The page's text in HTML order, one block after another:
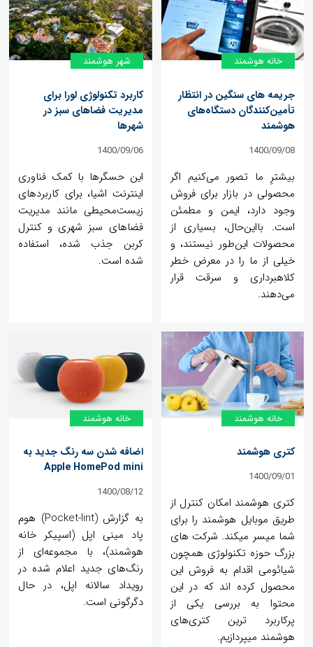
خانه هوشمند
‌جریمه های سنگین در انتظار
تأمین‌کنندگان دستگاه‌های
هوشمند
1400/09/08
بیشترِ ما تصور می‌کنیم اگر
محصولی در بازار برای فروش
وجود دارد، ایمن و مطمئن
است. بااین‌حال، بسیاری از
محصولات این‌طور نیستند، و
خیلی از ما را در معرض خطر
کلاهبرداری و سرقت قرار
می‌دهند.
شهر هوشمند
کاربرد تکنولوژی لورا برای
مدیریت فضاهای سبز در
شهرها
1400/09/06
این حسگرها با کمک فناوری
اینترنت اشیا، برای کاربردهای
زیست‌محیطی مانند مدیریت
فضاهای سبز شهری و کنترل
کربن جذب شده، استفاده
شده است.
خانه هوشمند
کتری هوشمند
1400/09/01
کتری هوشمند امکان کنترل از
طریق موبایل هوشمند را برای
شما میسر میکند. شرکت های
بزرگ حوزه تکنولوژی همچون
شیائومی اقدام به فروش این
محصول کرده اند که در این
محتوا به بررسی یکی از
پرکاربرد ترین کتری‌های
هوشمند میپردازیم.
خانه هوشمند
اضافه شدن سه رنگ جدید به
Apple HomePod mini
1400/08/12
به گزارش (Pocket-lint) هوم
پاد مینی اپل (اسپیکر خانه
هوشمند)، با مجموعه‌ای از
رنگ‌های جدید اعلام شده در
رویداد سالانه اپل، در حال
دگرگونی است.